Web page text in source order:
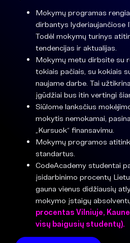
Mokymų programas
dirbantys lyderiaujančiose
Todėl mokymų turinys
tendencijas ir aktualijas.
Mokymų metu dirbsite su
tokiais pačiais, su kokiais
naujame darbe. Tai
įgūdžiai bus itin vertingi
Siūlome lanksčius
mokytis nemokamai,
„Kursuok“ finansavimu.
Mokymų programos
standartus.
CodeAcademy studentai
įsidarbinimo procentų
gauna vienus didžiausių
mokymo įstaigų
procentas Vilniuje,
visų baigusių studentų).